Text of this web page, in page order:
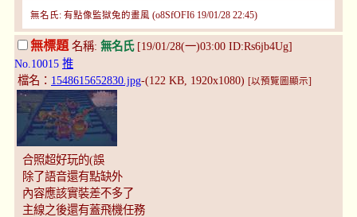
無名氏: 有點像監獄兔的畫風 (o8SfOFI6 19/01/28 22:45)
無標題 名稱: 無名氏[19/01/28(一)03:00 ID:Rs6jb4Ug]
No.10015 推
檔名： 1548615652830.jpg-(122 KB, 1920x1080) [以預覽圖顯示]
合照超好玩的(誤
除了語音還有點缺外
內容應該實裝差不多了
主線之後還有蓋飛機任務